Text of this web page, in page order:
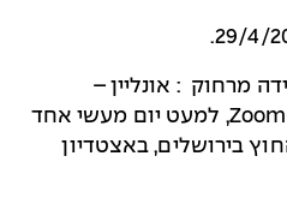
מרחוק : אונליין –
באמצעות פלטפורמת ה-Zoom, למעט יום מעשי אחד
בירושלים, באצטדיון